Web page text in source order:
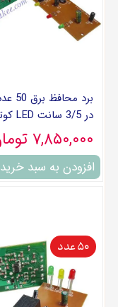
در 3/5 سانت LED کوتاه
۷,۸۵۰,۰۰۰ تومان
افزودن به سبد خرید
50 عدد